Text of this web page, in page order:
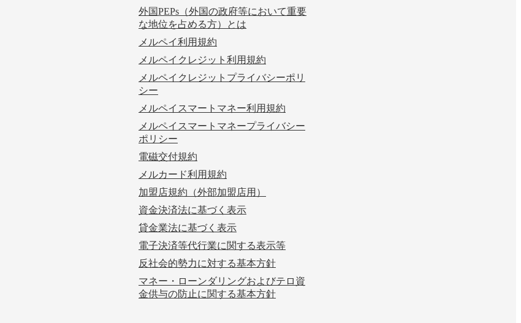
外国PEPs（外国の政府等において重要
な地位を占める方）とは
メルペイ利用規約
メルペイクレジット利用規約
メルペイクレジットプライバシーポリ
シー
メルペイスマートマネー利用規約
メルペイスマートマネープライバシー
ポリシー
電磁交付規約
メルカード利用規約
加盟店規約（外部加盟店用）
資金決済法に基づく表示
貸金業法に基づく表示
電子決済等代行業に関する表示等
反社会的勢力に対する基本方針
マネー・ローンダリングおよびテロ資
金供与の防止に関する基本方針